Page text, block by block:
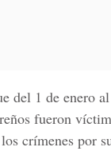
del 1 de enero
fueron
crímenes por